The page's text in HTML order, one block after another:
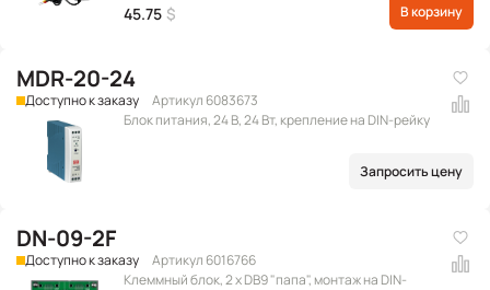
45.75 $ В корзину
MDR-20-24
Доступно к заказу
Артикул 6083673
Блок питания, 24 В, 24 Вт, крепление на DIN-рейку
Запросить цену
DN-09-2F
Доступно к заказу
Артикул 6016766
Клеммный блок, 2 x DB9 "папа", монтаж на DIN-